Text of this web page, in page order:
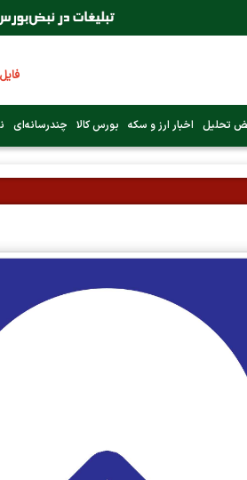
عرضه
فوری:
تحلیل اخبار ارز و سکه بورس کالا چندرسانه‌ای